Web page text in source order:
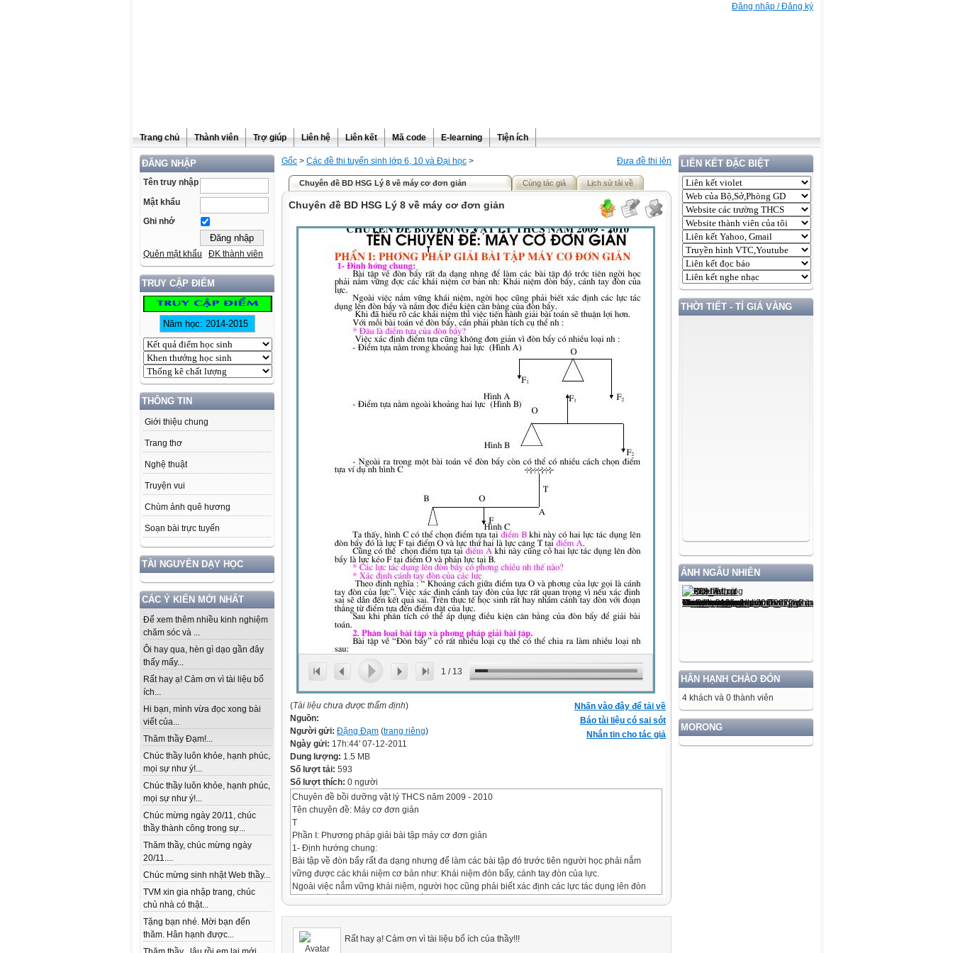
Đăng nhập / Đăng ký
Trang chủ Thành viên Trợ giúp Liên hệ Liên kết Mã code E-learning Tiện ích
ĐĂNG NHẬP
Tên truy nhập
Mật khẩu
Ghi nhớ
Quên mật khẩu ĐK thành viên
TRUY CẬP ĐIỂM
THÔNG TIN
Giới thiệu chung
Trang thơ
Nghệ thuật
Truyện vui
Chùm ảnh quê hương
Soạn bài trực tuyến
TÀI NGUYÊN DẠY HỌC
CÁC Ý KIẾN MỚI NHẤT
Để xem thêm nhiều kinh nghiệm
chăm sóc và ...
Ôi hay qua, hèn gì dạo gần đây
thấy mấy...
Rất hay ạ! Cảm ơn vì tài liệu bổ
ích...
Hi bạn, mình vừa đọc xong bài
viết của...
Thăm thầy Đạm!...
Chúc thầy luôn khỏe, hạnh phúc,
mọi sự như ý!...
Chúc thầy luôn khỏe, hạnh phúc,
mọi sự như ý!...
Chúc mừng ngày 20/11, chúc
thầy thành công trong sự...
Thăm thầy, chúc mừng ngày
20/11....
Chúc mừng sinh nhật Web thầy...
TVM xin gia nhập trang, chúc
chủ nhà có thật...
Tặng bạn nhé. Mời bạn đến
thăm. Hân hạnh được...
LIÊN KẾT ĐẶC BIỆT
THỜI TIẾT - TỈ GIÁ VÀNG
ẢNH NGẪU NHIÊN
HÂN HẠNH CHÀO ĐÓN
4 khách và 0 thành viên
MORONG
Đưa đề thi lên
Gốc > Các đề thi tuyển sinh lớp 6, 10 và Đại học >
Chuyên đề BD HSG Lý 8 về máy cơ đơn giản Cùng tác giả Lịch sử tải về
Chuyên đề BD HSG Lý 8 về máy cơ đơn giản
1 / 13
Nhấn vào đây để tải về
Báo tài liệu có sai sót
Nhắn tin cho tác giả
(Tài liệu chưa được thẩm định)
Nguồn:
Người gửi: Đặng Đạm (trang riêng)
Ngày gửi: 17h:44' 07-12-2011
Dung lượng: 1.5 MB
Số lượt tải: 593
Số lượt thích: 0 người
Chuyên đề bồi dưỡng vật lý THCS năm 2009 - 2010
Tên chuyên đề: Máy cơ đơn giản
T
Phần I: Phương pháp giải bài tập máy cơ đơn giản
1- Định hướng chung:
Bài tập về đòn bẩy rất đa dạng nhưng để làm các bài tập đó trước tiên người học phải nắm
vững được các khái niệm cơ bản như: Khái niệm đòn bẩy, cánh tay đòn của lực.
Ngoài việc nắm vững khái niệm, người học cũng phải biết xác định các lực tác dụng lên đòn
* Đâu là điểm tựa của đòn bẩy?
Việc xác định điểm tựa cũng không đơn giản vì đòn bẩy có nhiều loại như :
Rất hay ạ! Cảm ơn vì tài liệu bổ ích của thầy!!!